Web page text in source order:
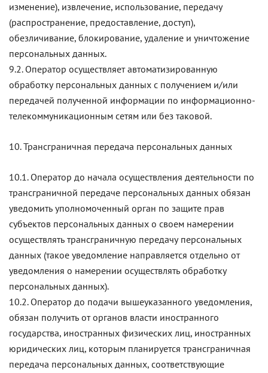
изменение), извлечение, использование, передачу
(распространение, предоставление, доступ),
обезличивание, блокирование, удаление и уничтожение
персональных данных.
9.2. Оператор осуществляет автоматизированную
обработку персональных данных с получением и/или
передачей полученной информации по информационно-
телекоммуникационным сетям или без таковой.
10. Трансграничная передача персональных данных
10.1. Оператор до начала осуществления деятельности по
трансграничной передаче персональных данных обязан
уведомить уполномоченный орган по защите прав
субъектов персональных данных о своем намерении
осуществлять трансграничную передачу персональных
данных (такое уведомление направляется отдельно от
уведомления о намерении осуществлять обработку
персональных данных).
10.2. Оператор до подачи вышеуказанного уведомления,
обязан получить от органов власти иностранного
государства, иностранных физических лиц, иностранных
юридических лиц, которым планируется трансграничная
передача персональных данных, соответствующие